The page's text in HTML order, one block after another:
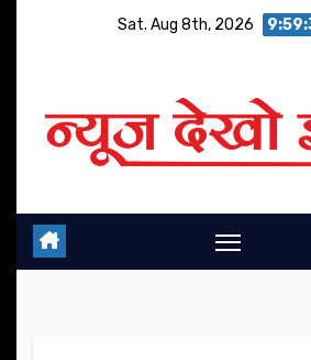
Sat. Aug 8th, 2026